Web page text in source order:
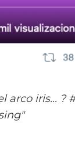
arco iris... ?